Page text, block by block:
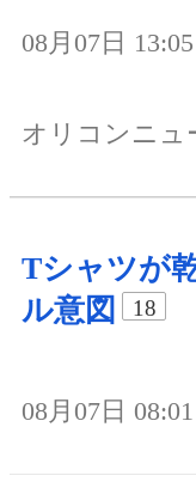
08月07日 13:05
オリコンニュ
Tシャツが
ル意図
18
08月07日 08:01